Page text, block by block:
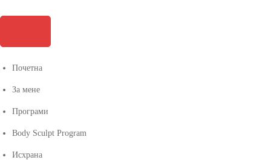
Почетна
За мене
Програми
Body Sculpt Program
Исхрана